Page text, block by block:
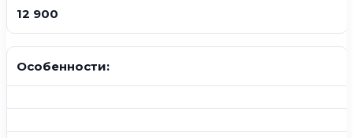
12 900
Особенности: